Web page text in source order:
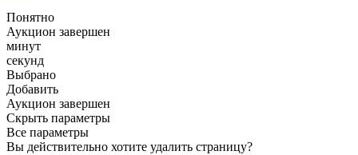
Понятно
Аукцион завершен
минут
секунд
Выбрано
Добавить
Аукцион завершен
Скрыть параметры
Все параметры
Вы действительно хотите удалить страницу?